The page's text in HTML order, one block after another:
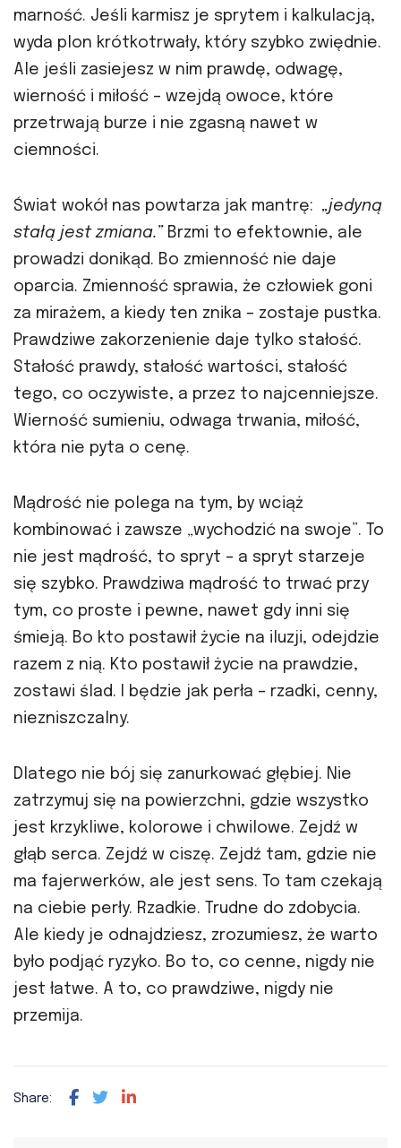
marność. Jeśli karmisz je sprytem i kalkulacją,
wyda plon krótkotrwały, który szybko zwiędnie.
Ale jeśli zasiejesz w nim prawdę, odwagę,
wierność i miłość – wzejdą owoce, które
przetrwają burze i nie zgasną nawet w
ciemności.
Świat wokół nas powtarza jak mantrę:
„jedyną
stałą jest zmiana.” Brzmi to efektownie, ale
prowadzi donikąd. Bo zmienność nie daje
oparcia. Zmienność sprawia, że człowiek goni
za mirażem, a kiedy ten znika – zostaje pustka.
Prawdziwe zakorzenienie daje tylko stałość.
Stałość prawdy, stałość wartości, stałość
tego, co oczywiste, a przez to najcenniejsze.
Wierność sumieniu, odwaga trwania, miłość,
która nie pyta o cenę.
Mądrość nie polega na tym, by wciąż
kombinować i zawsze „wychodzić na swoje”. To
nie jest mądrość, to spryt – a spryt starzeje
się szybko. Prawdziwa mądrość to trwać przy
tym, co proste i pewne, nawet gdy inni się
śmieją. Bo kto postawił życie na iluzji, odejdzie
razem z nią. Kto postawił życie na prawdzie,
zostawi ślad. I będzie jak perła – rzadki, cenny,
niezniszczalny.
Dlatego nie bój się zanurkować głębiej. Nie
zatrzymuj się na powierzchni, gdzie wszystko
jest krzykliwe, kolorowe i chwilowe. Zejdź w
głąb serca. Zejdź w ciszę. Zejdź tam, gdzie nie
ma fajerwerków, ale jest sens. To tam czekają
na ciebie perły. Rzadkie. Trudne do zdobycia.
Ale kiedy je odnajdziesz, zrozumiesz, że warto
było podjąć ryzyko. Bo to, co cenne, nigdy nie
jest łatwe. A to, co prawdziwe, nigdy nie
przemija.
Share: